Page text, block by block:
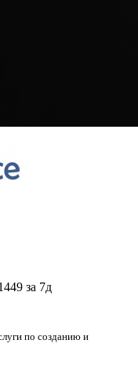
за 7д
по созданию и